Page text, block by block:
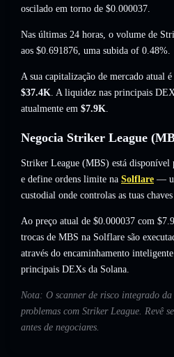
oscilado em torno de $0.000037.
Nas últimas 24 horas, o volume de
aos $0.691876, uma subida of 0.48%.
A sua capitalização de mercado atual
$37.4K. A liquidez nas principais
atualmente em $7.9K.
Negocia Striker League
Striker League (MBS) está disponível
e define ordens limite na Solflare —
custodial onde controlas as tuas
Ao preço atual de $0.000037 com
trocas de MBS na Solflare são
através do encaminhamento
principais DEXs da Solana.
Nota: O scanner de risco integrado
problemas com Striker League. Revê
antes de negociares.